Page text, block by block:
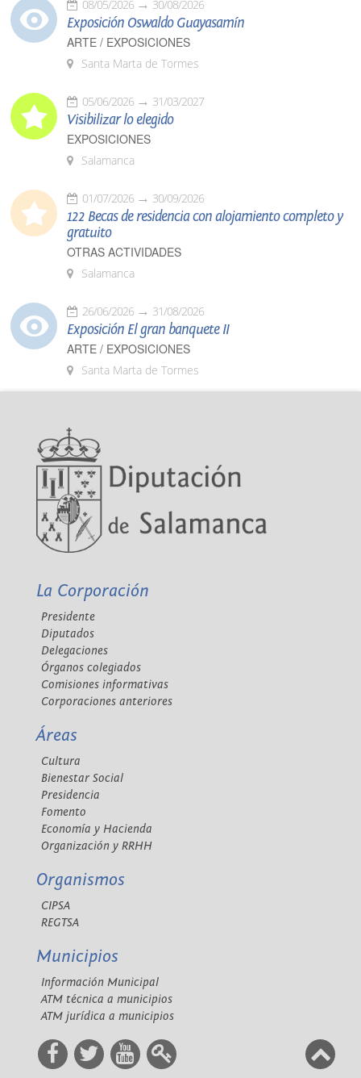
08/05/2026 30/08/2026
Exposición Oswaldo Guayasamín
ARTE / EXPOSICIONES
Santa Marta de Tormes
05/06/2026 31/03/2027
Visibilizar lo elegido
EXPOSICIONES
Salamanca
01/07/2026 30/09/2026
122 Becas de residencia con alojamiento completo y
gratuito
OTRAS ACTIVIDADES
Salamanca
26/06/2026 31/08/2026
Exposición El gran banquete II
ARTE / EXPOSICIONES
Santa Marta de Tormes
La Corporación
Presidente
Diputados
Delegaciones
Órganos colegiados
Comisiones informativas
Corporaciones anteriores
Áreas
Cultura
Bienestar Social
Presidencia
Fomento
Economía y Hacienda
Organización y RRHH
Organismos
CIPSA
REGTSA
Municipios
Información Municipal
ATM técnica a municipios
ATM jurídica a municipios